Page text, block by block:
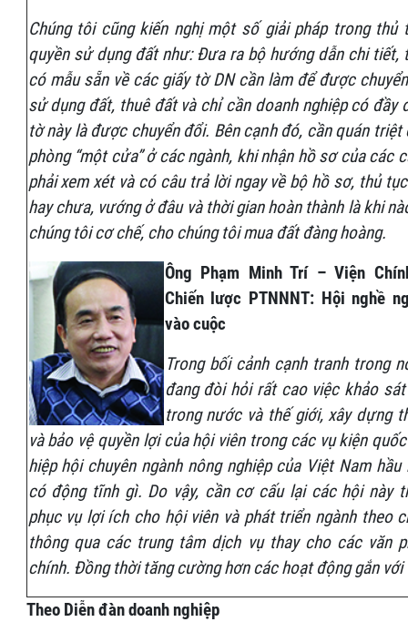
Chúng tôi cũng kiến nghị một số giải pháp trong thủ
quyền sử dụng đất như: Đưa ra bộ hướng dẫn chi tiết,
có mẫu sẵn về các giấy tờ DN cần làm để được
sử dụng đất, thuê đất và chỉ cần doanh nghiệp có đầy
tờ này là được chuyển đổi. Bên cạnh đó, cần quán triệt
phòng “một cửa” ở các ngành, khi nhận hồ sơ của các
phải xem xét và có câu trả lời ngay về bộ hồ sơ, thủ
hay chưa, vướng ở đâu và thời gian hoàn thành là khi
chúng tôi cơ chế, cho chúng tôi mua đất đàng hoàng.
Ông Phạm Minh Trí – Viện
Chiến lược PTNNNT: Hội nghề
vào cuộc
Trong bối cảnh cạnh tranh trong
đang đòi hỏi rất cao việc khảo
trong nước và thế giới, xây dựng
và bảo vệ quyền lợi của hội viên trong các vụ kiện
hiệp hội chuyên ngành nông nghiệp của Việt Nam hầu
có động tĩnh gì. Do vậy, cần cơ cấu lại các hội này
phục vụ lợi ích cho hội viên và phát triển ngành theo
thông qua các trung tâm dịch vụ thay cho các văn
chính. Đồng thời tăng cường hơn các hoạt động gắn
Theo Diễn đàn doanh nghiệp